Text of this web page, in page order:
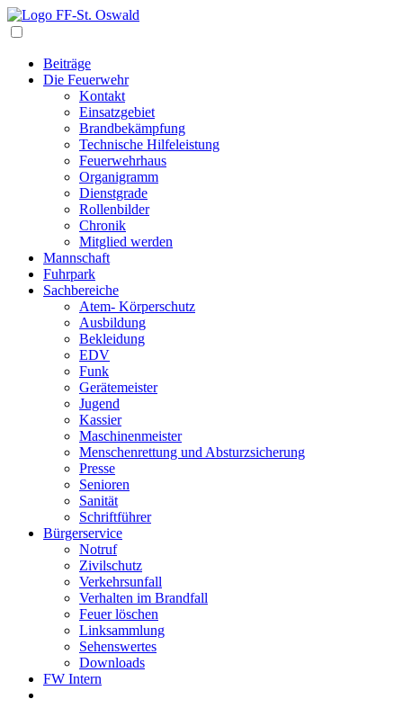
Beiträge
Die Feuerwehr
Kontakt
Einsatzgebiet
Brandbekämpfung
Technische Hilfeleistung
Feuerwehrhaus
Organigramm
Dienstgrade
Rollenbilder
Chronik
Mitglied werden
Mannschaft
Fuhrpark
Sachbereiche
Atem- Körperschutz
Ausbildung
Bekleidung
EDV
Funk
Gerätemeister
Jugend
Kassier
Maschinenmeister
Menschenrettung und Absturzsicherung
Presse
Senioren
Sanität
Schriftführer
Bürgerservice
Notruf
Zivilschutz
Verkehrsunfall
Verhalten im Brandfall
Feuer löschen
Linksammlung
Sehenswertes
Downloads
FW Intern